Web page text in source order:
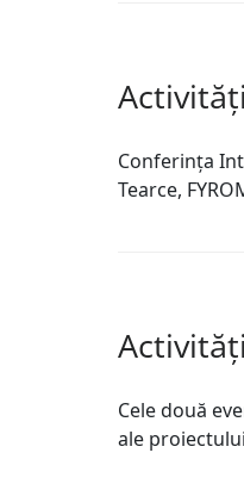
Conferința
Tearce,
Cele două
ale